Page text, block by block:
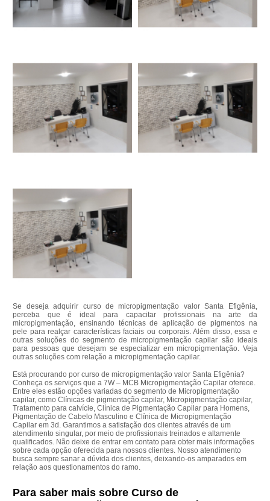
Se deseja adquirir curso de micropigmentação valor Santa Efigênia,
perceba que é ideal para capacitar profissionais na arte da
micropigmentação, ensinando técnicas de aplicação de pigmentos na
pele para realçar características faciais ou corporais. Além disso, essa e
outras soluções do segmento de micropigmentação capilar são ideais
para pessoas que desejam se especializar em micropigmentação. Veja
outras soluções com relação a micropigmentação capilar.
Está procurando por curso de micropigmentação valor Santa Efigênia?
Conheça os serviços que a 7W – MCB Micropigmentação Capilar oferece.
Entre eles estão opções variadas do segmento de Micropigmentação
capilar, como Clínicas de pigmentação capilar, Micropigmentação capilar,
Tratamento para calvície, Clínica de Pigmentação Capilar para Homens,
Pigmentação de Cabelo Masculino e Clínica de Micropigmentação
Capilar em 3d. Garantimos a satisfação dos clientes através de um
atendimento singular, por meio de profissionais treinados e altamente
qualificados. Não deixe de entrar em contato para obter mais informações
sobre cada opção oferecida para nossos clientes. Nosso atendimento
busca sempre sanar a dúvida dos clientes, deixando-os amparados em
relação aos questionamentos do ramo.
Para saber mais sobre Curso de